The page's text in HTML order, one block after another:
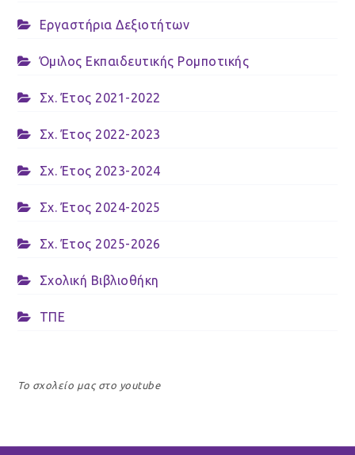
Εργαστήρια Δεξιοτήτων
Όμιλος Εκπαιδευτικής Ρομποτικής
Σχ. Έτος 2021-2022
Σχ. Έτος 2022-2023
Σχ. Έτος 2023-2024
Σχ. Έτος 2024-2025
Σχ. Έτος 2025-2026
Σχολική Βιβλιοθήκη
ΤΠΕ
Το σχολείο μας στο youtube